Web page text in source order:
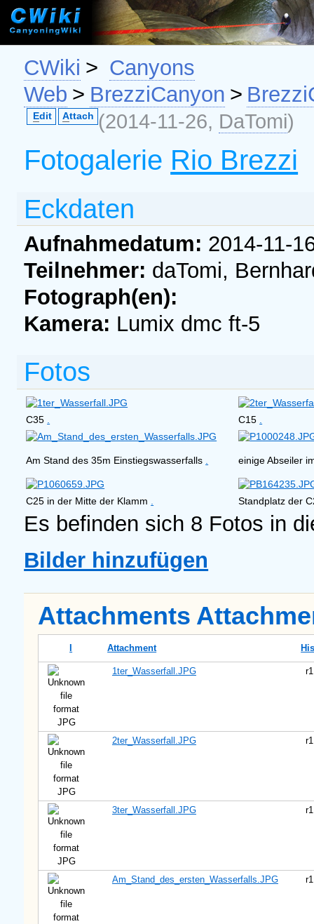
CWiki > Canyons
Web > BrezziCanyon >
(2014-11-26, DaTomi)
Edit Attach
Fotogalerie Rio Brezzi
Eckdaten
Aufnahmedatum: 2014-11-
Teilnehmer: daTomi,
Fotograph(en):
Kamera: Lumix dmc ft-5
Fotos
C35 C15
Am Stand des 35m Einstiegswasserfalls einige Abseiler
C25 in der Mitte der Klamm Standplatz der
Es befinden sich 8 Fotos in
Bilder hinzufügen
Attachments
I Attachment
JPG
1ter_Wasserfall.JPG r1
JPG
2ter_Wasserfall.JPG r1
JPG
3ter_Wasserfall.JPG r1
Am_Stand_des_ersten_Wasserfalls.JPG r1